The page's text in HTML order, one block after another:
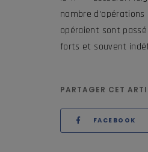
nombre d'opérations
opéraient sont
forts et souvent
PARTAGER CET
FACEBOOK